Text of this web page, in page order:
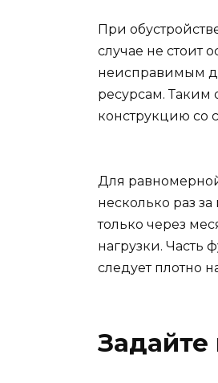
При
случае не стоит
неисправимым
ресурсам. Таким
конструкцию со
Для
несколько раз
только через
нагрузки. Часть
следует плотно